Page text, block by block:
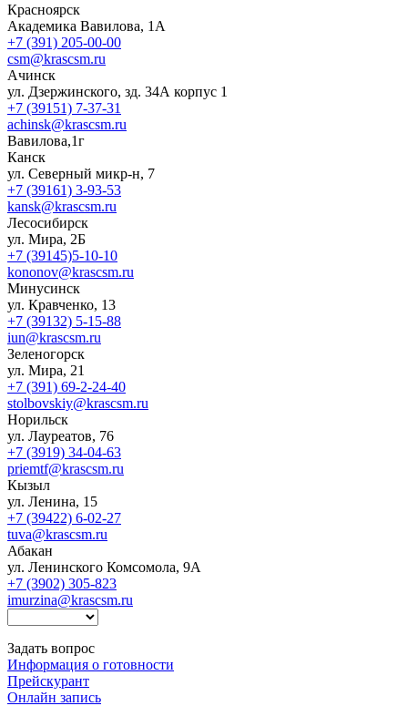
Красноярск
Академика Вавилова, 1А
+7 (391) 205-00-00
csm@krascsm.ru
Ачинск
ул. Дзержинского, зд. 34А корпус 1
+7 (39151) 7-37-31
achinsk@krascsm.ru
Вавилова,1г
Канск
ул. Северный микр-н, 7
+7 (39161) 3-93-53
kansk@krascsm.ru
Лесосибирск
ул. Мира, 2Б
+7 (39145)5-10-10
kononov@krascsm.ru
Минусинск
ул. Кравченко, 13
+7 (39132) 5-15-88
iun@krascsm.ru
Зеленогорск
ул. Мира, 21
+7 (391) 69-2-24-40
stolbovskiy@krascsm.ru
Норильск
ул. Лауреатов, 76
+7 (3919) 34-04-63
priemtf@krascsm.ru
Кызыл
ул. Ленина, 15
+7 (39422) 6-02-27
tuva@krascsm.ru
Абакан
ул. Ленинского Комсомола, 9А
+7 (3902) 305-823
imurzina@krascsm.ru
Задать вопрос
Информация о готовности
Прейскурант
Онлайн запись